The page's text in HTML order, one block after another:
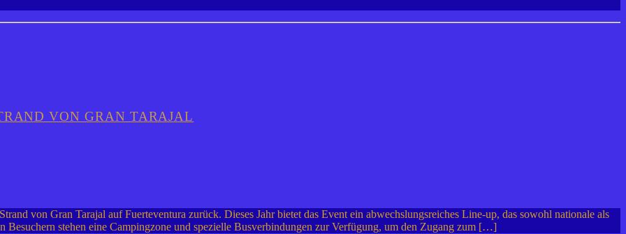
VON GRAN TARAJAL
von Gran Tarajal auf Fuerteventura zurück. Dieses Jahr bietet das Event ein abwechslungsreiches Line-up, das sowohl nationale als
Besuchern stehen eine Campingzone und spezielle Busverbindungen zur Verfügung, um den Zugang zum […]